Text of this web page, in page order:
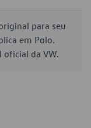
para seu
em Polo.
oficial da VW.